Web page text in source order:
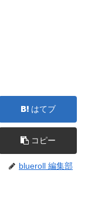
はてブ
コピー
blueroll 編集部